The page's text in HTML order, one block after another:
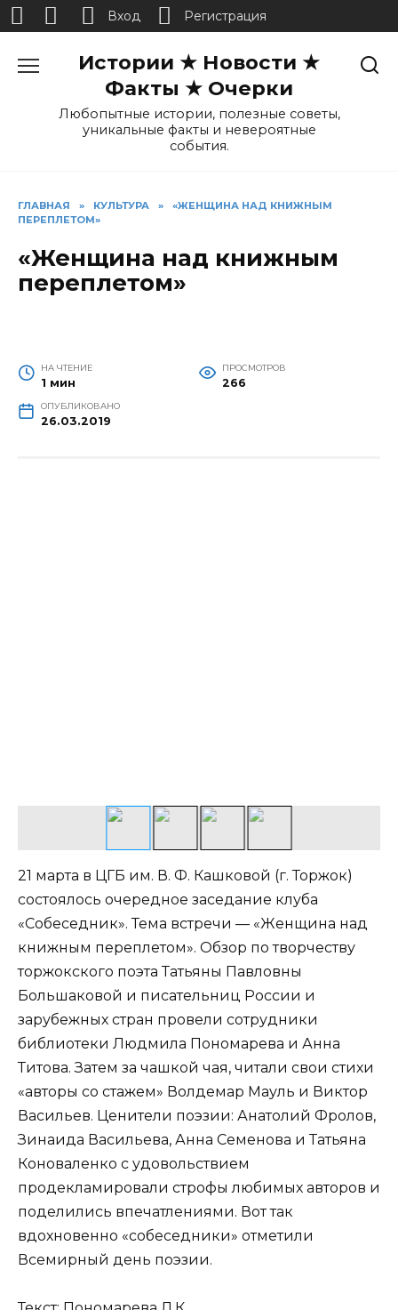
Истории ★ Новости ★
Факты ★ Очерки
Любопытные истории, полезные советы,
уникальные факты и невероятные
события.
ГЛАВНАЯ » КУЛЬТУРА »
«ЖЕНЩИНА НАД КНИЖНЫМ
ПЕРЕПЛЕТОМ»
«Женщина над книжным
переплетом»
НА ЧТЕНИЕ
1 мин
ПРОСМОТРОВ
266
ОПУБЛИКОВАНО
26.03.2019
21 марта в ЦГБ им. В. Ф. Кашковой (г. Торжок)
состоялось очередное заседание клуба
«Собеседник». Тема встречи — «Женщина над
книжным переплетом». Обзор по творчеству
торжокского поэта Татьяны Павловны
Большаковой и писательниц России и
зарубежных стран провели сотрудники
библиотеки Людмила Пономарева и Анна
Титова. Затем за чашкой чая, читали свои стихи
«авторы со стажем» Волдемар Мауль и Виктор
Васильев. Ценители поэзии: Анатолий Фролов,
Зинаида Васильева, Анна Семенова и Татьяна
Коноваленко с удовольствием
продекламировали строфы любимых авторов и
поделились впечатлениями. Вот так
вдохновенно «собеседники» отметили
Всемирный день поэзии.
Вход Регистрация